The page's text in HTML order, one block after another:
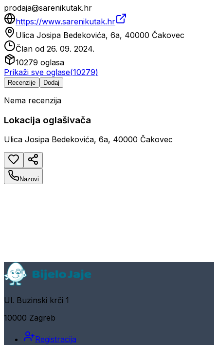
prodaja@sarenikutak.hr
https://www.sarenikutak.hr
Ulica Josipa Bedekovića, 6a, 40000 Čakovec
Član od 26. 09. 2024.
10279 oglasa
Prikaži sve oglase(10279)
Recenzije Dodaj
Nema recenzija
Lokacija oglašivača
Ulica Josipa Bedekovića, 6a, 40000 Čakovec
Nazovi
Ul. Buzinski krči 1
10000 Zagreb
Registracija